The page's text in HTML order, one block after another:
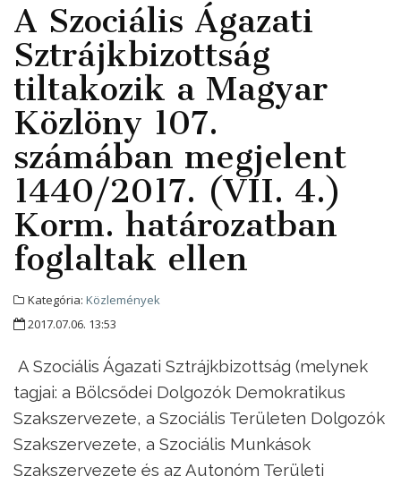
A Szociális Ágazati
Sztrájkbizottság
tiltakozik a Magyar
Közlöny 107.
számában megjelent
1440/2017. (VII. 4.)
Korm. határozatban
foglaltak ellen
Kategória: Közlemények
2017.07.06. 13:53
A Szociális Ágazati Sztrájkbizottság (melynek
tagjai: a Bölcsődei Dolgozók Demokratikus
Szakszervezete, a Szociális Területen Dolgozók
Szakszervezete, a Szociális Munkások
Szakszervezete és az Autonóm Területi